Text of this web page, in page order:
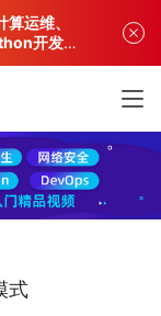
式
运维、
开发专